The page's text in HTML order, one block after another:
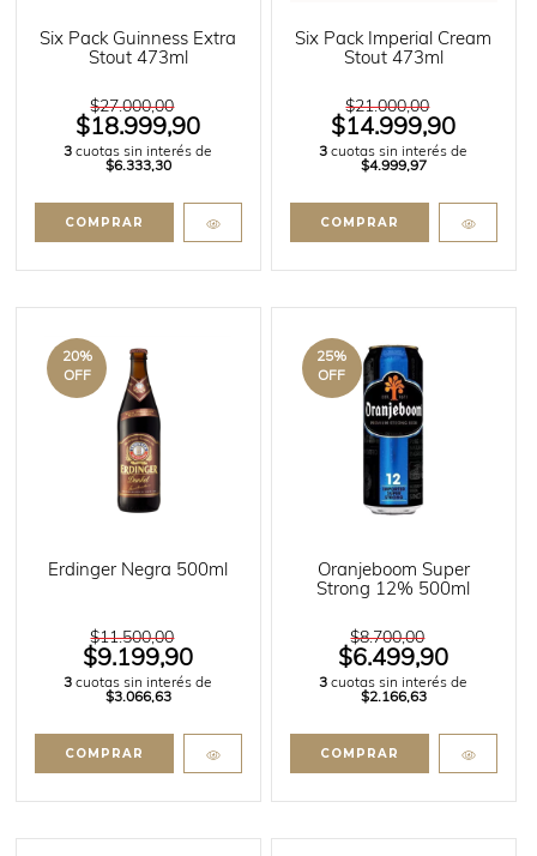
Six Pack Guinness Extra
Stout 473ml
$27.000,00
$18.999,90
3 cuotas sin interés de
$6.333,30
Six Pack Imperial Cream
Stout 473ml
$21.000,00
$14.999,90
3 cuotas sin interés de
$4.999,97
20%
OFF
Erdinger Negra 500ml
$11.500,00
$9.199,90
3 cuotas sin interés de
$3.066,63
25%
OFF
Oranjeboom Super
Strong 12% 500ml
$8.700,00
$6.499,90
3 cuotas sin interés de
$2.166,63